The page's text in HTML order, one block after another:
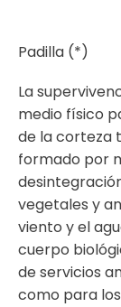
Padilla (*)
La
medio físico
de la corteza
formado por
vegetales y
viento y el
cuerpo
de servicios
como para